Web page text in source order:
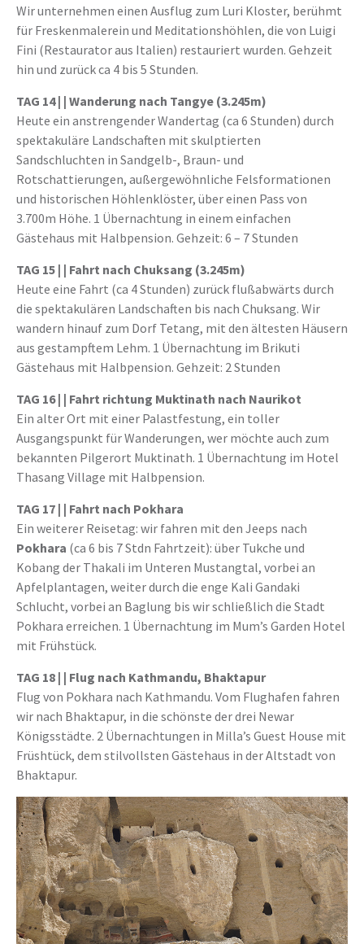
Wir unternehmen einen Ausflug zum Luri Kloster, berühmt
für Freskenmalerein und Meditationshöhlen, die von Luigi
Fini (Restaurator aus Italien) restauriert wurden. Gehzeit
hin und zurück ca 4 bis 5 Stunden.
TAG 14 | | Wanderung nach Tangye (3.245m)
Heute ein anstrengender Wandertag (ca 6 Stunden) durch
spektakuläre Landschaften mit skulptierten
Sandschluchten in Sandgelb-, Braun- und
Rotschattierungen, außergewöhnliche Felsformationen
und historischen Höhlenklöster, über einen Pass von
3.700m Höhe. 1 Übernachtung in einem einfachen
Gästehaus mit Halbpension. Gehzeit: 6 – 7 Stunden
TAG 15 | | Fahrt nach Chuksang (3.245m)
Heute eine Fahrt (ca 4 Stunden) zurück flußabwärts durch
die spektakulären Landschaften bis nach Chuksang. Wir
wandern hinauf zum Dorf Tetang, mit den ältesten Häusern
aus gestampftem Lehm. 1 Übernachtung im Brikuti
Gästehaus mit Halbpension. Gehzeit: 2 Stunden
TAG 16 | | Fahrt richtung Muktinath nach Naurikot
Ein alter Ort mit einer Palastfestung, ein toller
Ausgangspunkt für Wanderungen, wer möchte auch zum
bekannten Pilgerort Muktinath. 1 Übernachtung im Hotel
Thasang Village mit Halbpension.
TAG 17 | | Fahrt nach Pokhara
Ein weiterer Reisetag: wir fahren mit den Jeeps nach
Pokhara (ca 6 bis 7 Stdn Fahrtzeit): über Tukche und
Kobang der Thakali im Unteren Mustangtal, vorbei an
Apfelplantagen, weiter durch die enge Kali Gandaki
Schlucht, vorbei an Baglung bis wir schließlich die Stadt
Pokhara erreichen. 1 Übernachtung im Mum’s Garden Hotel
mit Frühstück.
TAG 18 | | Flug nach Kathmandu, Bhaktapur
Flug von Pokhara nach Kathmandu. Vom Flughafen fahren
wir nach Bhaktapur, in die schönste der drei Newar
Königsstädte. 2 Übernachtungen in Milla’s Guest House mit
Früshtück, dem stilvollsten Gästehaus in der Altstadt von
Bhaktapur.